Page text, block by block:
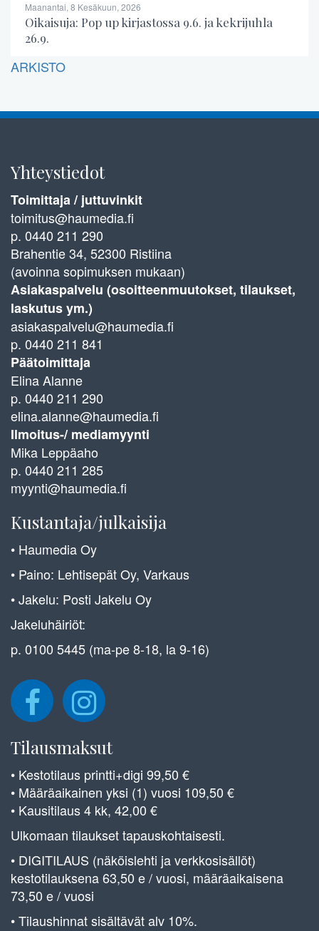
Maanantai, 8 Kesäkuun, 2026
Oikaisuja: Pop up kirjastossa 9.6. ja kekrijuhla
26.9.
ARKISTO
Yhteystiedot
Toimittaja / juttuvinkit
toimitus@haumedia.fi
p. 0440 211 290
Brahentie 34, 52300 Ristiina
(avoinna sopimuksen mukaan)
Asiakaspalvelu (osoitteenmuutokset, tilaukset,
laskutus ym.)
asiakaspalvelu@haumedia.fi
p. 0440 211 841
Päätoimittaja
Elina Alanne
p. 0440 211 290
elina.alanne@haumedia.fi
Ilmoitus-/ mediamyynti
Mika Leppäaho
p. 0440 211 285
myynti@haumedia.fi
Kustantaja/julkaisija
• Haumedia Oy
• Paino: Lehtisepät Oy, Varkaus
• Jakelu: Posti Jakelu Oy
Jakeluhäiriöt:
p. 0100 5445 (ma-pe 8-18, la 9-16)
Tilausmaksut
• Kestotilaus printti+digi 99,50 €
• Määräaikainen yksi (1) vuosi 109,50 €
• Kausitilaus 4 kk, 42,00 €
Ulkomaan tilaukset tapauskohtaisesti.
• DIGITILAUS (näköislehti ja verkkosisällöt)
kestotilauksena 63,50 e / vuosi, määräaikaisena
73,50 e / vuosi
• Tilaushinnat sisältävät alv 10%.